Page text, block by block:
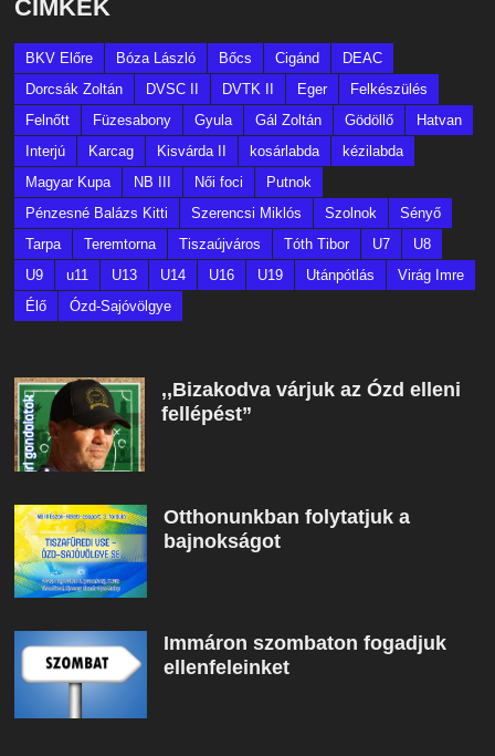
CÍMKÉK
BKV Előre Bóza László Bőcs Cigánd
DEAC
Dorcsák Zoltán
DVSC II DVTK II Eger
Felkészülés
Felnőtt
Füzesabony Gyula Gál Zoltán Gödöllő
Hatvan
Interjú
Karcag Kisvárda II kosárlabda
kézilabda
Magyar Kupa
NB III Női foci
Putnok
Pénzesné Balázs Kitti
Szerencsi Miklós Szolnok
Sényő
Tarpa
Teremtorna Tiszaújváros Tóth Tibor U7
U8
U9
u11 U13 U14 U16 U19 Utánpótlás
Virág Imre
Élő
Ózd-Sajóvölgye
,,Bizakodva várjuk az Ózd elleni
fellépést”
Otthonunkban folytatjuk a
bajnokságot
Immáron szombaton fogadjuk
ellenfeleinket